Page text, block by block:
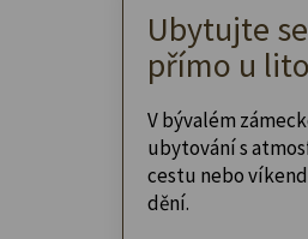
Ubytujte
přímo u
V bývalém
ubytování s
cestu nebo
dění.